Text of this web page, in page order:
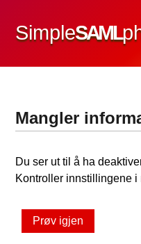
SimpleSAML
Mangler
Du ser ut til å ha
Kontroller innstillingene
Prøv igjen